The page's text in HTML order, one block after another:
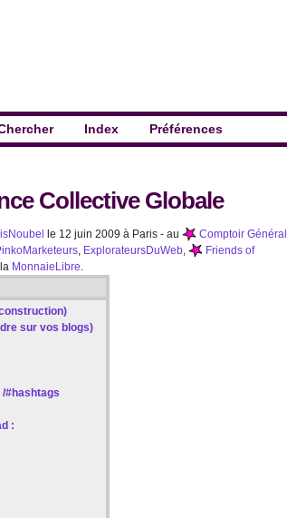
Index Préférences
Collective Globale
le 12 juin 2009 à Paris - au
Comptoir Général
ExplorateursDuWeb
Friends of
MonnaieLibre
sur vos blogs)
/#hashtags
: